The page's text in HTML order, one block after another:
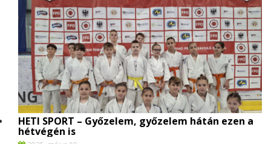
HETI SPORT – Győzelem, győzelem hátán ezen a
hétvégén is